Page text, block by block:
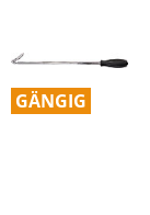
GÄNGIG